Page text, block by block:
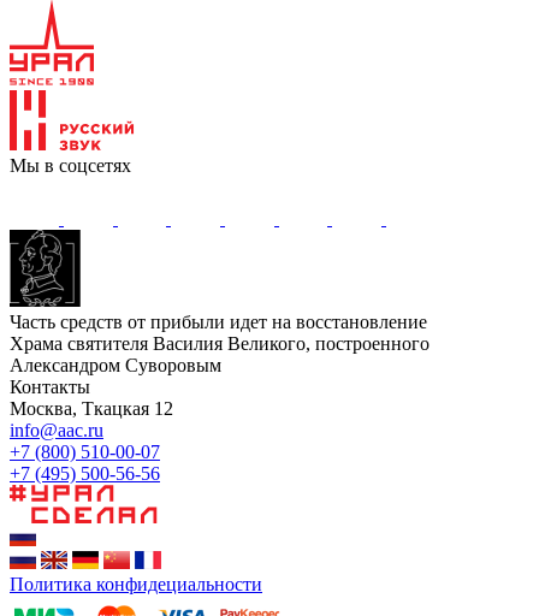
Мы в соцсетях
Часть средств от прибыли идет на восстановление
Храма святителя Василия Великого, построенного
Александром Суворовым
Контакты
Москва, Ткацкая 12
info@aac.ru
+7 (800) 510-00-07
+7 (495) 500-56-56
Политика конфидециальности